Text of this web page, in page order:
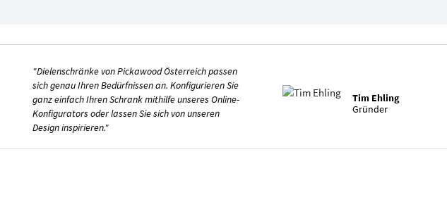
"Dielenschränke von Pickawood Österreich passen
sich genau Ihren Bedürfnissen an. Konfigurieren Sie
ganz einfach Ihren Schrank mithilfe unseres Online-
Konfigurators oder lassen Sie sich von unseren
Design inspirieren."
Tim Ehling
Gründer